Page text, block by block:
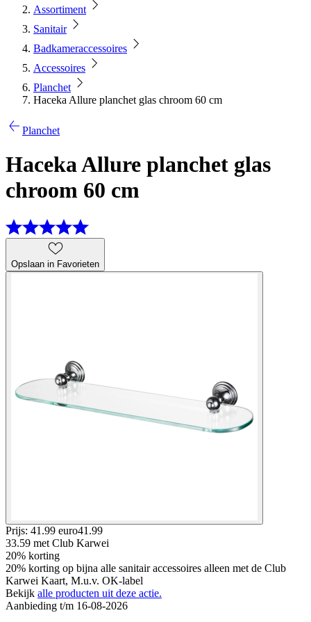
Assortiment
Sanitair
Badkameraccessoires
Accessoires
Planchet
Haceka Allure planchet glas chroom 60 cm
Planchet
Haceka Allure planchet glas
chroom 60 cm
Opslaan in Favorieten
Prijs: 41.99 euro41 .99
33.59 met Club Karwei
20% korting
20% korting op bijna alle sanitair accessoires alleen met de Club
Karwei Kaart, M.u.v. OK-label
Bekijk alle producten uit deze actie.
Aanbieding t/m 16-08-2026